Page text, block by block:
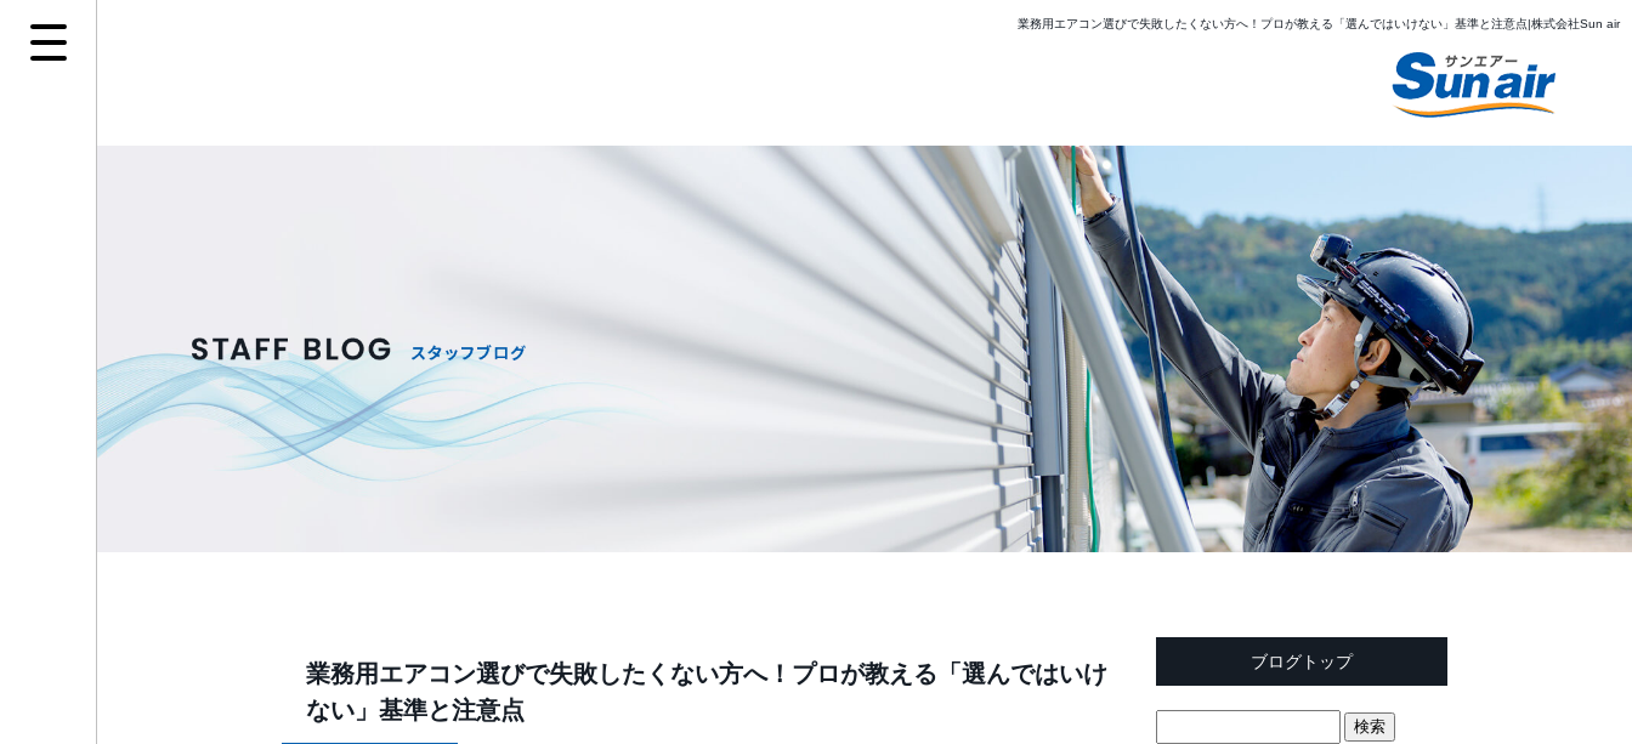
業務用エアコン選びで失敗したくない方へ！プロが教える「選んではいけない」基準と注意点|株式会社Sun air
業務用エアコン選びで失敗したくない方へ！プロが教える「選んではいけ
ない」基準と注意点
ブログトップ